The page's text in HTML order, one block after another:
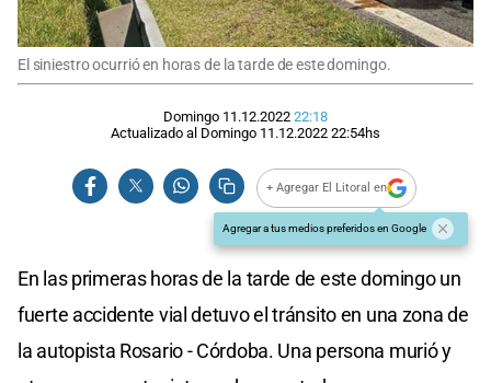
El siniestro ocurrió en horas de la tarde de este domingo.
Domingo 11.12.2022 22:18
Actualizado al Domingo 11.12.2022 22:54hs
+ Agregar El Litoral en
Agregar a tus medios preferidos en Google
En las primeras horas de la tarde de este domingo un
fuerte accidente vial detuvo el tránsito en una zona de
la autopista Rosario - Córdoba. Una persona murió y